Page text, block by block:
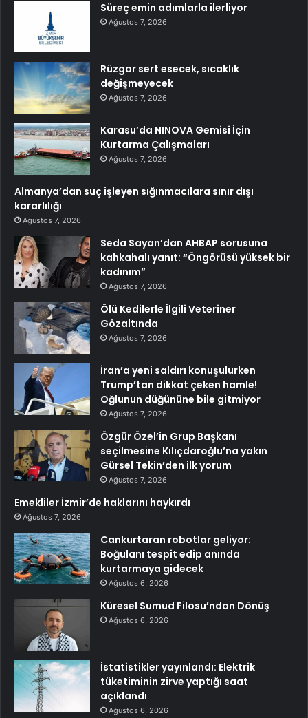
Süreç emin adımlarla ilerliyor
Ağustos 7, 2026
Rüzgar sert esecek, sıcaklık
değişmeyecek
Ağustos 7, 2026
Karasu’da NINOVA Gemisi İçin
Kurtarma Çalışmaları
Ağustos 7, 2026
Almanya’dan suç işleyen sığınmacılara sınır dışı
kararlılığı
Ağustos 7, 2026
Seda Sayan’dan AHBAP sorusuna
kahkahalı yanıt: “Öngörüsü yüksek bir
kadınım”
Ağustos 7, 2026
Ölü Kedilerle İlgili Veteriner
Gözaltında
Ağustos 7, 2026
İran’a yeni saldırı konuşulurken
Trump’tan dikkat çeken hamle!
Oğlunun düğününe bile gitmiyor
Ağustos 7, 2026
Özgür Özel’in Grup Başkanı
seçilmesine Kılıçdaroğlu’na yakın
Gürsel Tekin’den ilk yorum
Ağustos 7, 2026
Emekliler İzmir’de haklarını haykırdı
Ağustos 7, 2026
Cankurtaran robotlar geliyor:
Boğulanı tespit edip anında
kurtarmaya gidecek
Ağustos 6, 2026
Küresel Sumud Filosu’ndan Dönüş
Ağustos 6, 2026
İstatistikler yayınlandı: Elektrik
tüketiminin zirve yaptığı saat
açıklandı
Ağustos 6, 2026